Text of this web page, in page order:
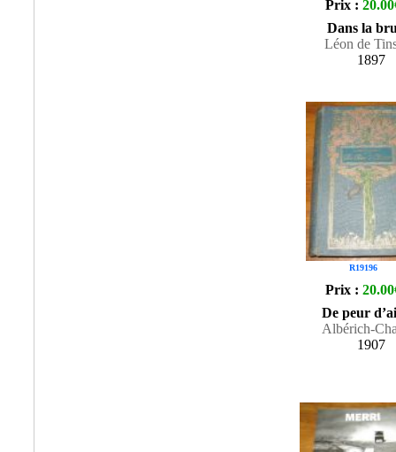
Prix :
Dans la
Léon de
1897
R19196
Prix :
De peur
Albérich-
1907